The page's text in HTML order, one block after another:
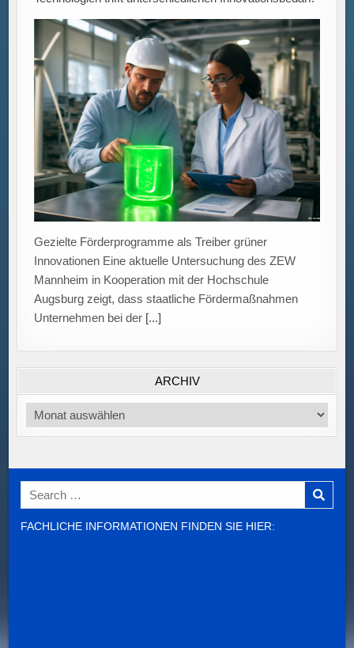
Gezielte Förderprogramme als Treiber grüner
Innovationen Eine aktuelle Untersuchung des ZEW
Mannheim in Kooperation mit der Hochschule
Augsburg zeigt, dass staatliche Fördermaßnahmen
Unternehmen bei der[...]
ARCHIV
Archiv
Search
for:
FACHLICHE INFORMATIONEN FINDEN SIE HIER: